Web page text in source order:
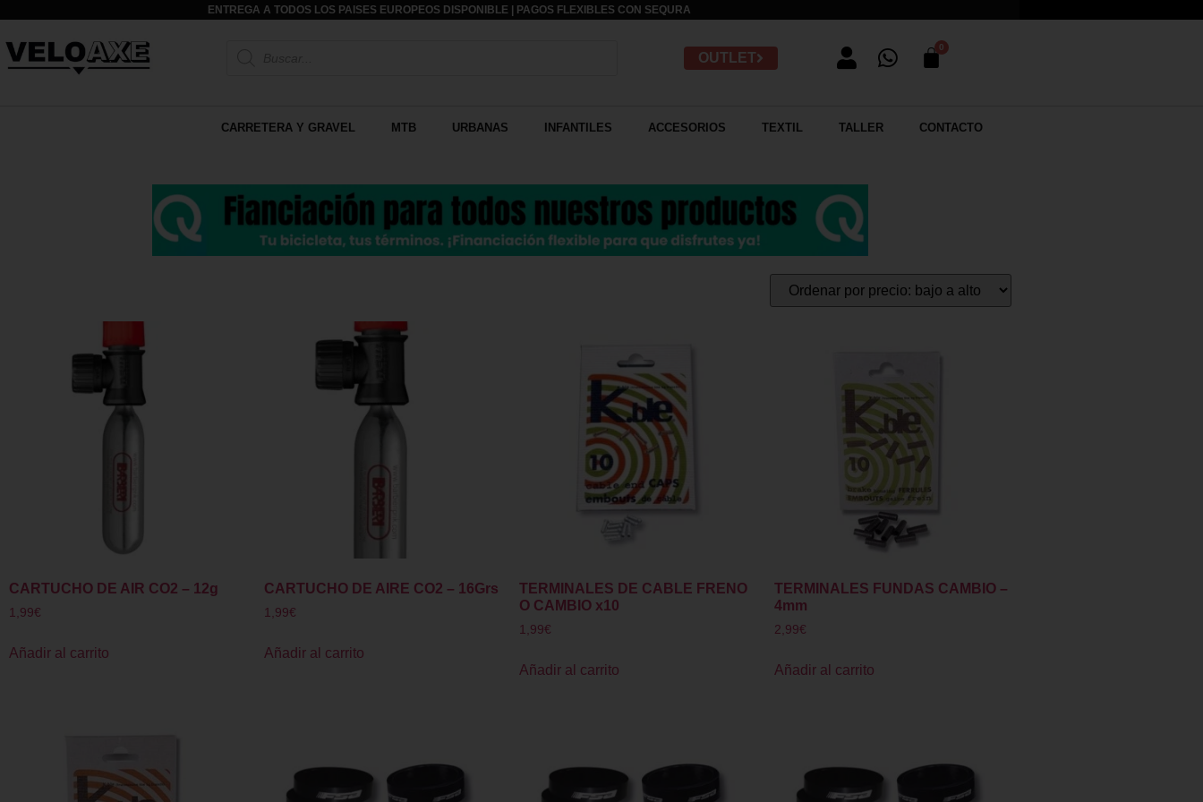
ENTREGA A TODOS LOS PAISES EUROPEOS DISPONIBLE | PAGOS FLEXIBLES CON SEQURA
OUTLET
CARRETERA Y GRAVEL MTB URBANAS INFANTILES ACCESORIOS TEXTIL TALLER CONTACTO
CARTUCHO DE AIR CO2 – 12g
1,99€
Añadir al carrito
CARTUCHO DE AIRE CO2 – 16Grs
1,99€
Añadir al carrito
TERMINALES DE CABLE FRENO
O CAMBIO x10
1,99€
Añadir al carrito
TERMINALES FUNDAS CAMBIO –
4mm
2,99€
Añadir al carrito